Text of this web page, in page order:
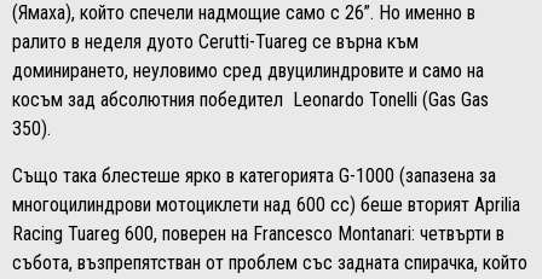
(Ямаха), който спечели надмощие само с 26”. Но именно в
ралито в неделя дуото Cerutti-Tuareg се върна към
доминирането, неуловимо сред двуцилиндровите и само на
косъм зад абсолютния победител Leonardo Tonelli (Gas Gas
350).
Също така блестеше ярко в категорията G-1000 (запазена за
многоцилиндрови мотоциклети над 600 cc) беше вторият Aprilia
Racing Tuareg 600, поверен на Francesco Montanari: четвърти в
събота, възпрепятстван от проблем със задната спирачка, който